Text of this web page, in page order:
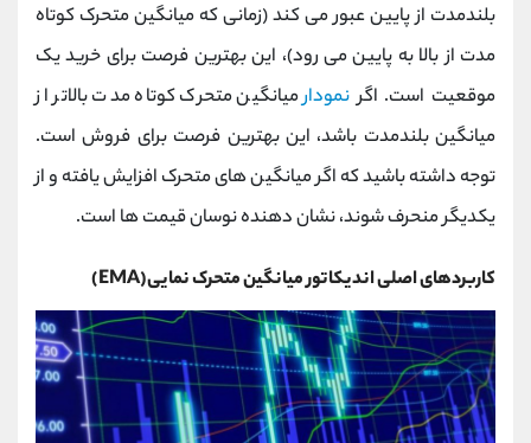
بلندمدت از پایین عبور می کند (زمانی که میانگین متحرک کوتاه
مدت از بالا به پایین می رود)، این بهترین فرصت برای خرید یک
موقعیت است. اگرنمودارمیانگین متحرک کوتاه مدت بالاتر از
میانگین بلندمدت باشد، این بهترین فرصت برای فروش است.
توجه داشته باشید که اگر میانگین های متحرک افزایش یافته و از
یکدیگر منحرف شوند، نشان دهنده نوسان قیمت ها است.
کاربردهای اصلی اندیکاتور میانگین متحرک نمایی(EMA)